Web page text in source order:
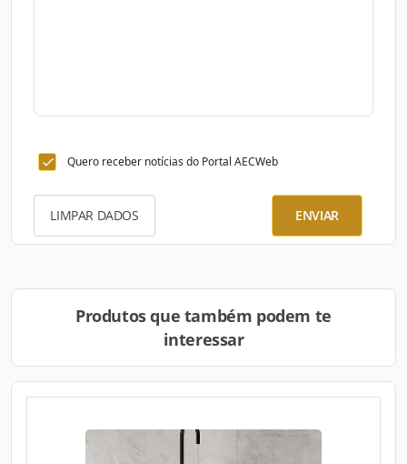
Quero receber notícias do Portal AECWeb
LIMPAR DADOS ENVIAR
Produtos que também podem te
interessar